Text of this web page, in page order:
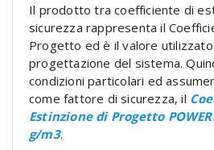
Il prodotto tra coefficiente di
sicurezza rappresenta il
Progetto ed è il valore utilizzato
progettazione del sistema.
condizioni particolari ed
come fattore di sicurezza, il
Estinzione di Progetto
g/m3.